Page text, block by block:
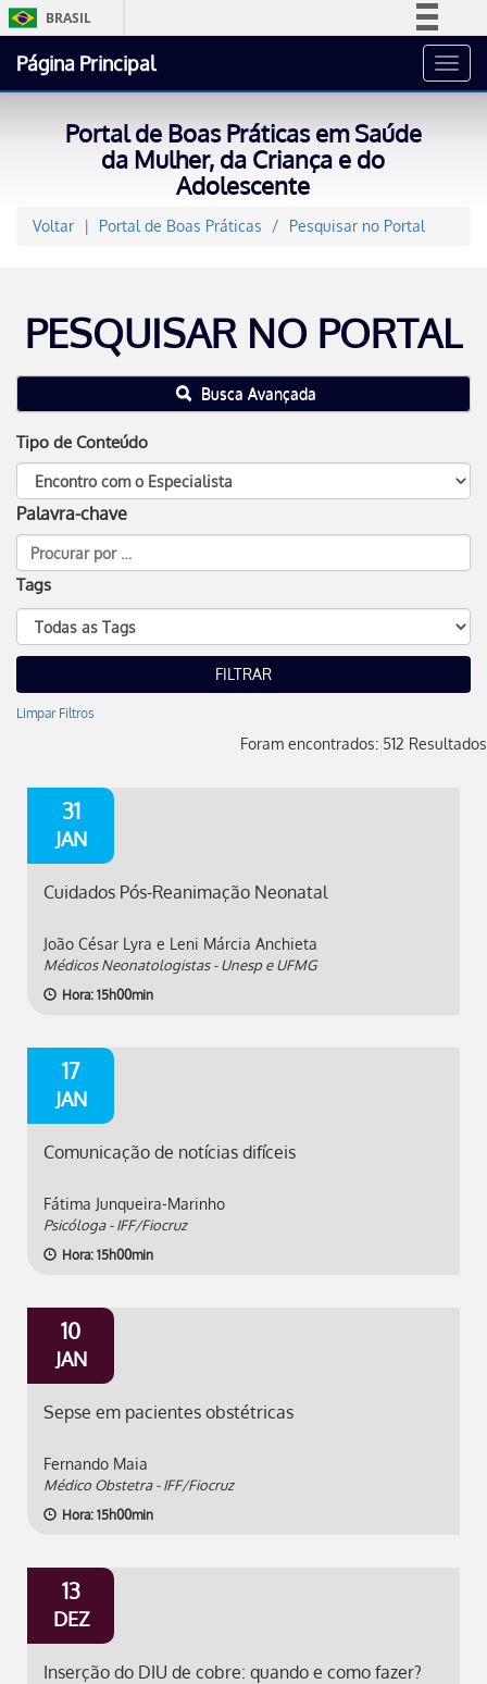
BRASIL
Acesso à informação
Canais
Página Principal
Portal de Boas Práticas em Saúde
da Mulher, da Criança e do
Adolescente
Voltar Portal de Boas Práticas Pesquisar no Portal
PESQUISAR NO PORTAL
Busca Avançada
Tipo de Conteúdo
Palavra-chave
Tags
Limpar Filtros
Foram encontrados: 512 Resultados
31
JAN
Cuidados Pós-Reanimação Neonatal
João César Lyra e Leni Márcia Anchieta
Médicos Neonatologistas - Unesp e UFMG
Hora: 15h00min
17
JAN
Comunicação de notícias difíceis
Fátima Junqueira-Marinho
Psicóloga - IFF/Fiocruz
Hora: 15h00min
10
JAN
Sepse em pacientes obstétricas
Fernando Maia
Médico Obstetra - IFF/Fiocruz
Hora: 15h00min
13
DEZ
Inserção do DIU de cobre: quando e como fazer?